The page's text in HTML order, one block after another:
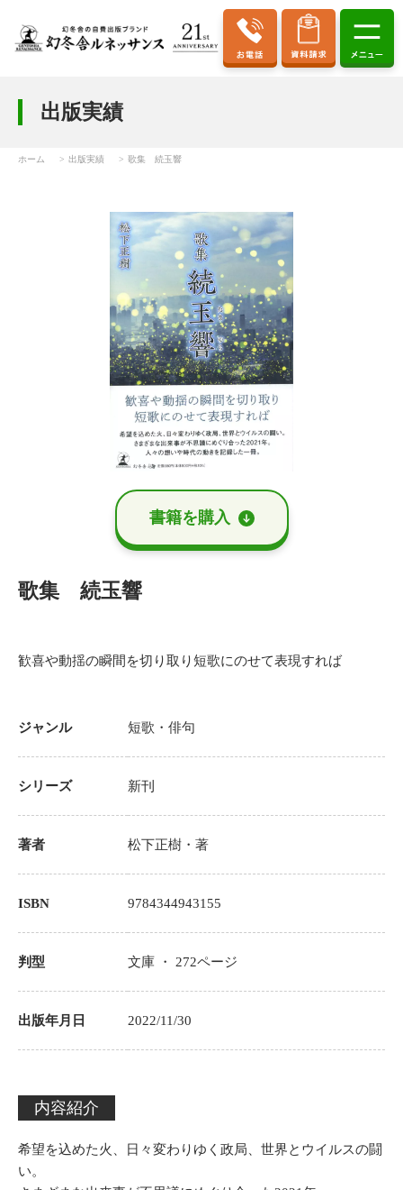
出版実績
ホーム 出版実績 歌集 続玉響
書籍を購⼊
歌集 続玉響
歓喜や動揺の瞬間を切り取り短歌にのせて表現すれば
ジャンル 短歌・俳句
シリーズ 新刊
著者 松下正樹 ・著
ISBN 9784344943155
判型 文庫 ・ 272ページ
出版年月日 2022/11/30
内容紹介
希望を込めた火、日々変わりゆく政局、世界とウイルスの闘
い。